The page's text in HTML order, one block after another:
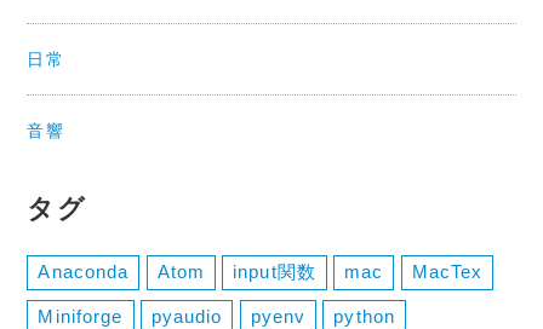
日常
音響
タグ
Anaconda Atom input関数 mac MacTex
Miniforge pyaudio pyenv python